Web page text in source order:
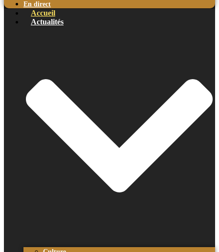
En direct
Accueil
Actualités